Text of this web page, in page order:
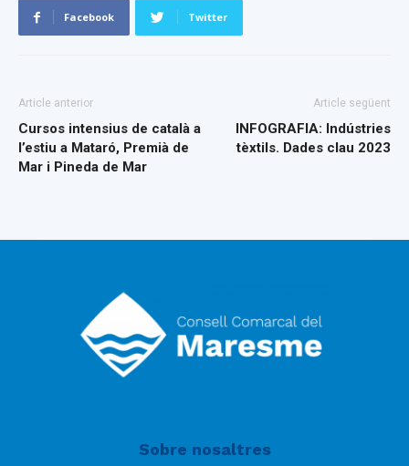
Facebook Twitter
Article anterior
Cursos intensius de català a
l’estiu a Mataró, Premià de
Mar i Pineda de Mar
Article següent
INFOGRAFIA: Indústries
tèxtils. Dades clau 2023
Sobre nosaltres